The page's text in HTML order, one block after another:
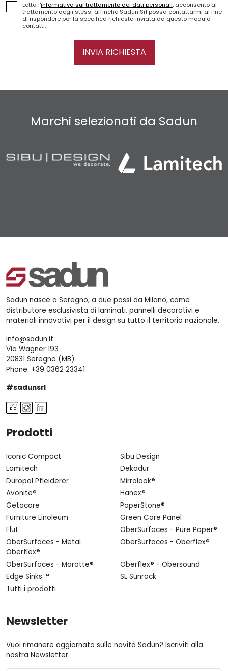
Letta l'informativa sul trattamento dei dati personali, acconsento al
trattamento degli stessi affinché Sadun Srl possa contattarmi al fine
di rispondere per la specifica richiesta inviata da questo modulo
contatti.
INVIA RICHIESTA
Marchi selezionati da Sadun
Sadun nasce a Seregno, a due passi da Milano, come
distributore esclusivista di laminati, pannelli decorativi e
materiali innovativi per il design su tutto il territorio nazionale.
info@sadun.it
Via Wagner 193
20831 Seregno (MB)
Phone: +39 0362 23341
#sadunsrl
Prodotti
Iconic Compact
Sibu Design
Lamitech
Dekodur
Duropal Pfleiderer
Mirrolook®
Avonite®
Hanex®
Getacore
PaperStone®
Furniture Linoleum
Green Core Panel
Flut
OberSurfaces - Pure Paper®
OberSurfaces - Metal
Oberflex®
OberSurfaces - Oberflex®
OberSurfaces - Marotte®
Oberflex® - Obersound
Edge Sinks ™
SL Sunrock
Tutti i prodotti
Newsletter
Vuoi rimanere aggiornato sulle novità Sadun? Iscriviti alla
nostra Newsletter.